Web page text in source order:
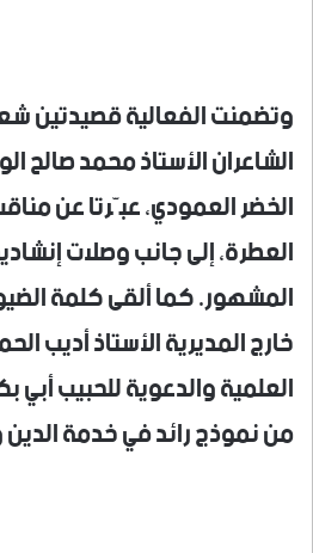
وتضمنت الفعالية قصيدتين
الشاعران الأستاذ محمد صالح
الخضر العمودي، عبّرتا عن
العطرة، إلى جانب وصلات
المشهور. كما ألقى كلمة
خارج المديرية الأستاذ أديب
العلمية والدعوية للحبيب
من نموذج رائد في خدمة